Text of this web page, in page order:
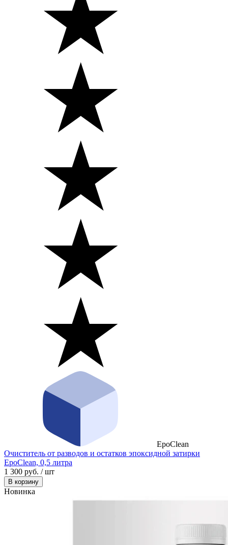
EpoClean
Очиститель от разводов и остатков эпоксидной затирки
EpoClean, 0,5 литра
1 300 руб. / шт
В корзину
Новинка